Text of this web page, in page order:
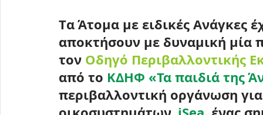
Tα Άτομα με ειδικές Ανάγκες
αποκτήσουν με δυναμική μία
τον Οδηγό Περιβαλλοντικής
από το ΚΔΗΦ «Τα παιδιά της
περιβαλλοντική οργάνωση